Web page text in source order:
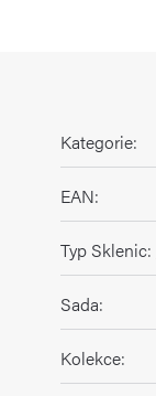
Kategorie:
EAN:
Typ Sklenic:
Sada:
Kolekce: